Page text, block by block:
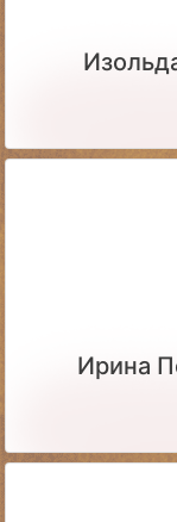
Ирина